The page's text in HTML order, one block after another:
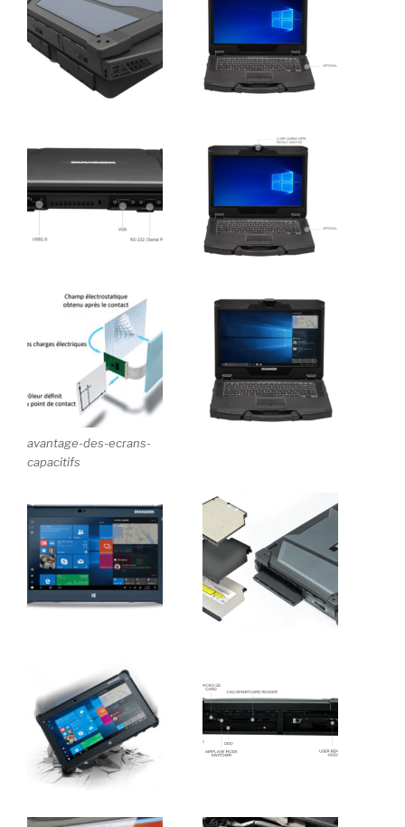
avantage-des-ecrans-
capacitifs